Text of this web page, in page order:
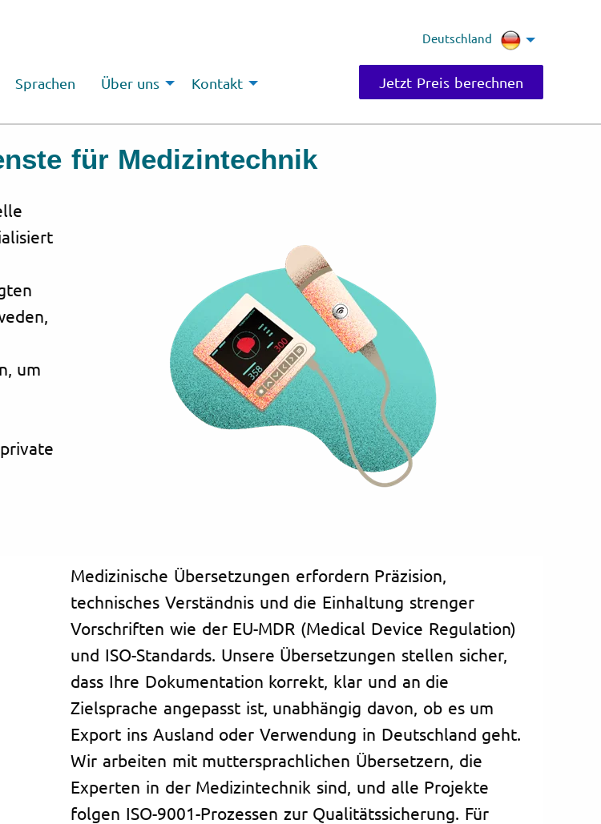
Deutschland
Jetzt Preis berechnen
Sprachen Über uns Kontakt
für Medizintechnik
um
Medizinische Übersetzungen erfordern Präzision,
technisches Verständnis und die Einhaltung strenger
Vorschriften wie der EU-MDR (Medical Device Regulation)
und ISO-Standards. Unsere Übersetzungen stellen sicher,
dass Ihre Dokumentation korrekt, klar und an die
Zielsprache angepasst ist, unabhängig davon, ob es um
Export ins Ausland oder Verwendung in Deutschland geht.
Wir arbeiten mit muttersprachlichen Übersetzern, die
Experten in der Medizintechnik sind, und alle Projekte
folgen ISO-9001-Prozessen zur Qualitätssicherung. Für